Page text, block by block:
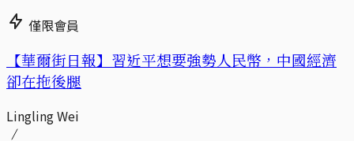
僅限會員
【華爾街日報】習近平想要強勢人民幣，中國經濟
卻在拖後腿
Lingling Wei